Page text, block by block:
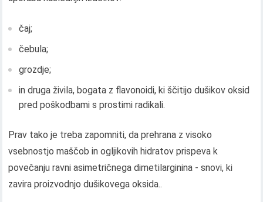
čaj;
čebula;
grozdje;
in druga živila, bogata z flavonoidi, ki ščitijo dušikov oksid
pred poškodbami s prostimi radikali.
Prav tako je treba zapomniti, da prehrana z visoko
vsebnostjo maščob in ogljikovih hidratov prispeva k
povečanju ravni asimetričnega dimetilarginina - snovi, ki
zavira proizvodnjo dušikovega oksida..